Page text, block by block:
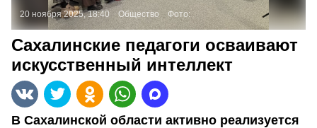
20 ноября 2025, 18:40 Общество Фото:
Сахалинские педагоги осваивают
искусственный интеллект
В Сахалинской области активно реализуется